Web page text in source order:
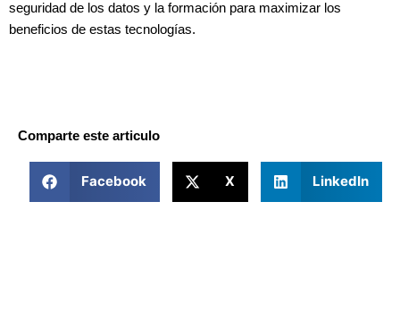
seguridad de los datos y la formación para maximizar los
beneficios de estas tecnologías.
Comparte este articulo
Facebook X LinkedIn